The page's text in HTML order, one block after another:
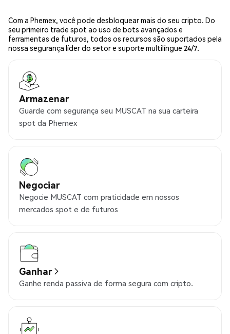
Com a Phemex, você pode desbloquear mais do seu cripto. Do
seu primeiro trade spot ao uso de bots avançados e
ferramentas de futuros, todos os recursos são suportados pela
nossa segurança líder do setor e suporte multilíngue 24/7.
Armazenar
Guarde com segurança seu MUSCAT na sua carteira
spot da Phemex
Negociar
Negocie MUSCAT com praticidade em nossos
mercados spot e de futuros
Ganhar
Ganhe renda passiva de forma segura com cripto.